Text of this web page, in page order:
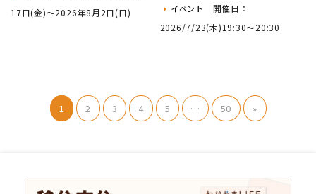
17日(金)～2026年8月2日(日)
イベント
開催日：
2026/7/23(木)19:30～20:30
1 2 3 4 5 … 50 »